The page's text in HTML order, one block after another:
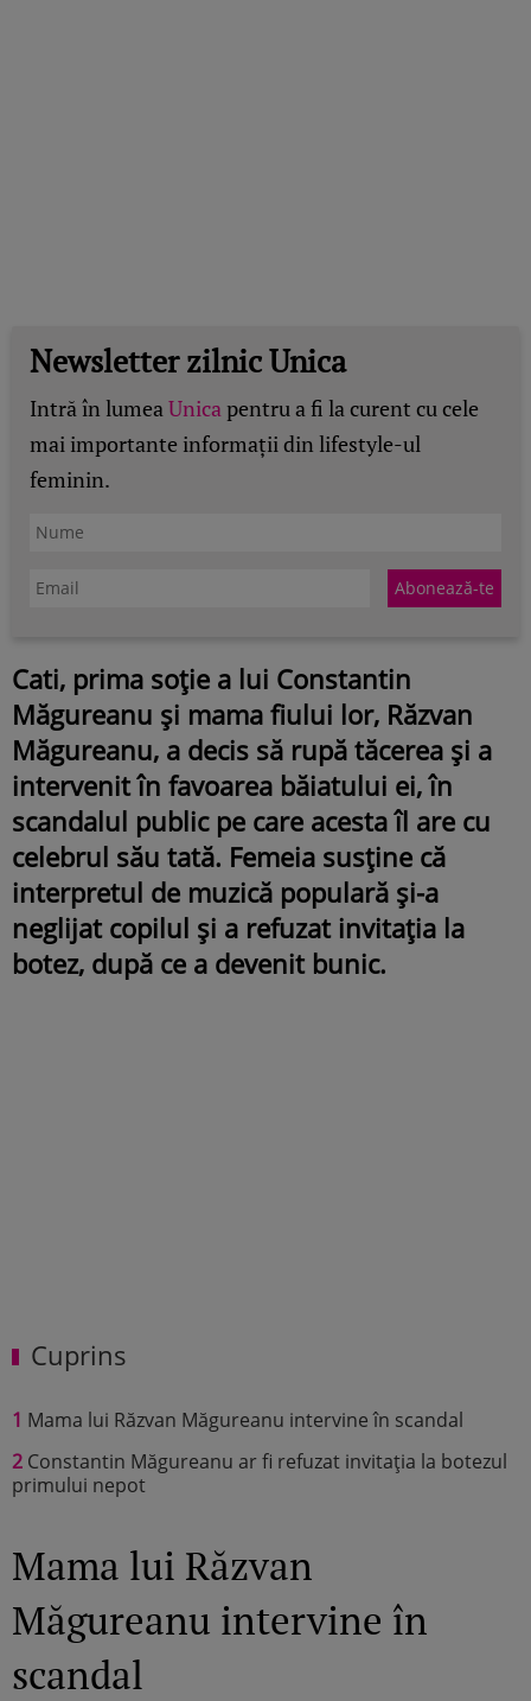
Newsletter zilnic Unica
Intră în lumeaUnicapentru a fi la curent cu cele
mai importante informații din lifestyle-ul
feminin.
Cati, prima soție a lui Constantin
Măgureanu și mama fiului lor, Răzvan
Măgureanu, a decis să rupă tăcerea și a
intervenit în favoarea băiatului ei, în
scandalul public pe care acesta îl are cu
celebrul său tată. Femeia susține că
interpretul de muzică populară și-a
neglijat copilul și a refuzat invitația la
botez, după ce a devenit bunic.
Cuprins
1 Mama lui Răzvan Măgureanu intervine în scandal
2 Constantin Măgureanu ar fi refuzat invitația la botezul
primului nepot
Mama lui Răzvan
Măgureanu intervine în
scandal